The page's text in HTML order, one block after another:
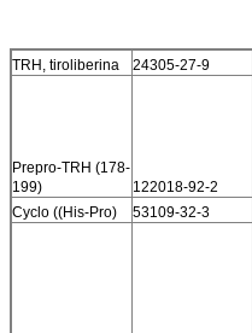
TRH, tiroliberina 24305-27-9
Prepro-TRH (178-
199)
122018-92-2
Cyclo ((His-Pro)
53109-32-3